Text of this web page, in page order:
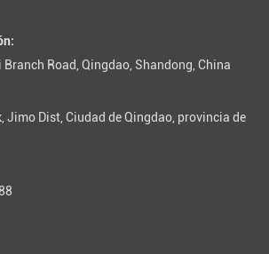
Road, Qingdao, Shandong, China
Jimo Dist, Ciudad de Qingdao, provincia de